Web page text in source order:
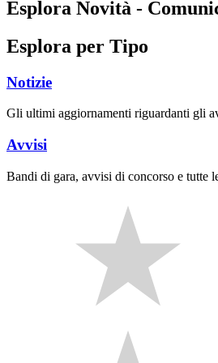
Esplora Novità -
Esplora per Tipo
Notizie
Gli ultimi aggiornamenti riguardanti gli
Avvisi
Bandi di gara, avvisi di concorso e tutte